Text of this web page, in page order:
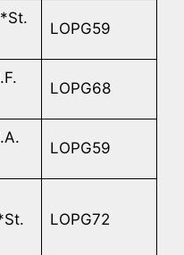
LOPG59
LOPG68
LOPG59
LOPG72